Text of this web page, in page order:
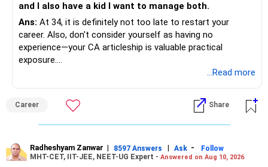
Rediff Gurus Se Judkar Rojgaar | Paisa | Sehat | Rishtey Ke
Baare Mein Aur Jaankari Paaiye.
and I also have a kid I want to manage both.
Ans: At 34, it is definitely not too late to restart your
career. Also, don't consider yourself as having no
experience—your CA articleship is valuable practical
exposure.
MIS and finance, particularly with CA firms, SMEs and mid-
sized companies. Refresh your skills in Excel, Tally/ERP,
GST and current accounting practices before applying.
Since you also have a child, prioritise roles with reasonable
working hours, shorter travel or flexible/hybrid options.
...Read more
Career Share
Radheshyam Zanwar | 8597 Answers | Ask -
Follow
MHT-CET, IIT-JEE, NEET-UG Expert - Answered on Aug 10, 2026